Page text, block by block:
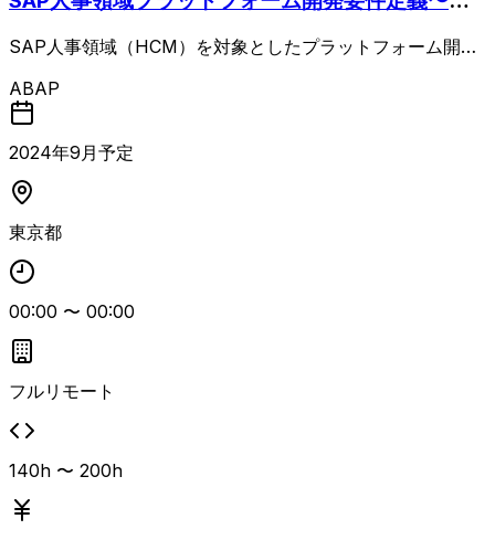
有であれば尚可）や、明るく前向きなコミュニケーション
力・推進力が重視されます。 長期で関与し、大規模刷新プ
います。
SAP人事領域（HCM）を対象としたプラットフォーム開発
からテストまで一連の工程を担当いただきます。 SAP人事
領域での開発経験およびパラメータ設計経験が必須となりま
す。 フルリモートでの参画が可 人事領域に精通した人材向
けの長期参画想定案件です。
ABAP
2024年9月予定
東京都
00:00 〜 00:00
フルリモート
140h 〜 200h